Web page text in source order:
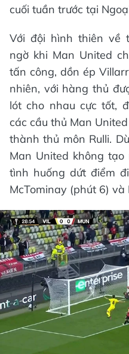
cuối tuần trước tại
Với đội hình thiên về
ngờ khi Man United
tấn công, dồn ép
nhiên, với hàng thủ
lót cho nhau cực tốt,
các cầu thủ Man
thành thủ môn Rulli.
Man United không
tình huống dứt điểm
McTominay (phút 6)